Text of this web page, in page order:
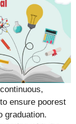
ensure poorest
graduation.